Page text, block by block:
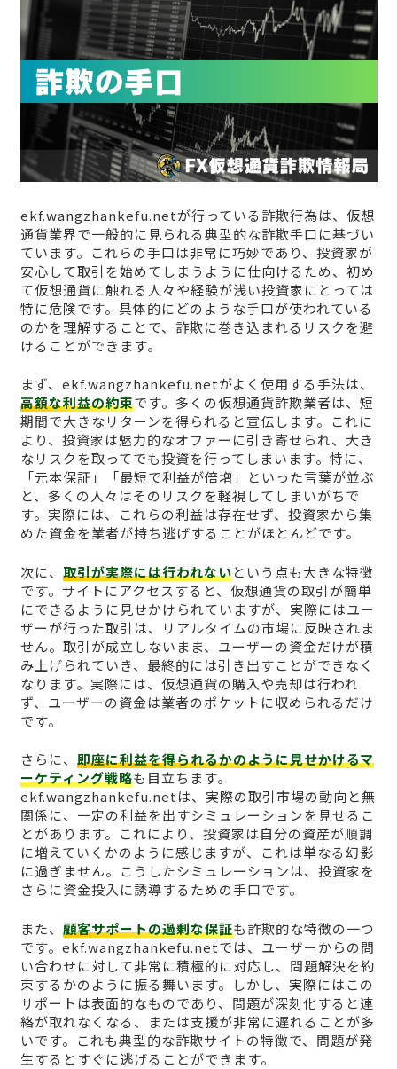
ekf.wangzhankefu.netが行っている詐欺行為は、仮想
通貨業界で一般的に見られる典型的な詐欺手口に基づい
ています。これらの手口は非常に巧妙であり、投資家が
安心して取引を始めてしまうように仕向けるため、初め
て仮想通貨に触れる人々や経験が浅い投資家にとっては
特に危険です。具体的にどのような手口が使われている
のかを理解することで、詐欺に巻き込まれるリスクを避
けることができます。
まず、ekf.wangzhankefu.netがよく使用する手法は、
高額な利益の約束です。多くの仮想通貨詐欺業者は、短
期間で大きなリターンを得られると宣伝します。これに
より、投資家は魅力的なオファーに引き寄せられ、大き
なリスクを取ってでも投資を行ってしまいます。特に、
「元本保証」「最短で利益が倍増」といった言葉が並ぶ
と、多くの人々はそのリスクを軽視してしまいがちで
す。実際には、これらの利益は存在せず、投資家から集
めた資金を業者が持ち逃げすることがほとんどです。
次に、 取引が実際には行われないという点も大きな特徴
です。サイトにアクセスすると、仮想通貨の取引が簡単
にできるように見せかけられていますが、実際にはユー
ザーが行った取引は、リアルタイムの市場に反映されま
せん。取引が成立しないまま、ユーザーの資金だけが積
み上げられていき、最終的には引き出すことができなく
なります。実際には、仮想通貨の購入や売却は行われ
ず、ユーザーの資金は業者のポケットに収められるだけ
です。
さらに、 即座に利益を得られるかのように見せかけるマ
ーケティング戦略も目立ちます。
ekf.wangzhankefu.netは、実際の取引市場の動向と無
関係に、一定の利益を出すシミュレーションを見せるこ
とがあります。これにより、投資家は自分の資産が順調
に増えていくかのように感じますが、これは単なる幻影
に過ぎません。こうしたシミュレーションは、投資家を
さらに資金投入に誘導するための手口です。
また、 顧客サポートの過剰な保証も詐欺的な特徴の一つ
です。ekf.wangzhankefu.netでは、ユーザーからの問
い合わせに対して非常に積極的に対応し、問題解決を約
束するかのように振る舞います。しかし、実際にはこの
サポートは表面的なものであり、問題が深刻化すると連
絡が取れなくなる、または支援が非常に遅れることが多
いです。これも典型的な詐欺サイトの特徴で、問題が発
生するとすぐに逃げることができます。